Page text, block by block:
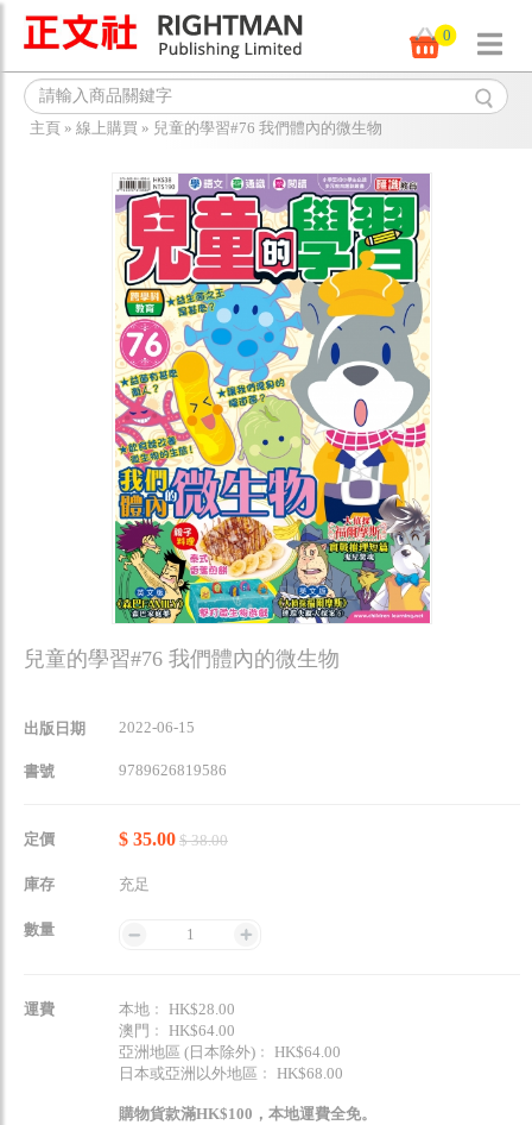
0
主頁 » 線上購買 » 兒童的學習#76 我們體內的微生物
兒童的學習#76 我們體內的微生物
出版日期 2022-06-15
書號 9789626819586
定價 $ 35.00 $ 38.00
庫存 充足
數量 1
運費
本地﹕ HK$28.00
澳門﹕ HK$64.00
亞洲地區 (日本除外)﹕ HK$64.00
日本或亞洲以外地區﹕ HK$68.00
購物貨款滿HK$100，本地運費全免。